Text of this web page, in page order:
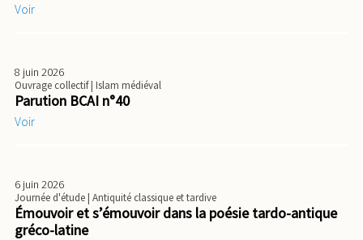
Voir
8 juin 2026
Ouvrage collectif| Islam médiéval
Parution BCAI n°40
Voir
6 juin 2026
Journée d'étude| Antiquité classique et tardive
Émouvoir et s’émouvoir dans la poésie tardo-antique
gréco-latine